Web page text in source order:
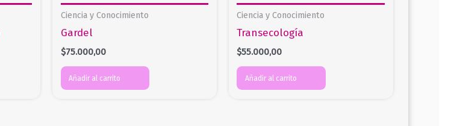
Ciencia y Conocimiento
Gardel
$75.000,00
Añadir al carrito
Ciencia y Conocimiento
Transecología
$55.000,00
Añadir al carrito